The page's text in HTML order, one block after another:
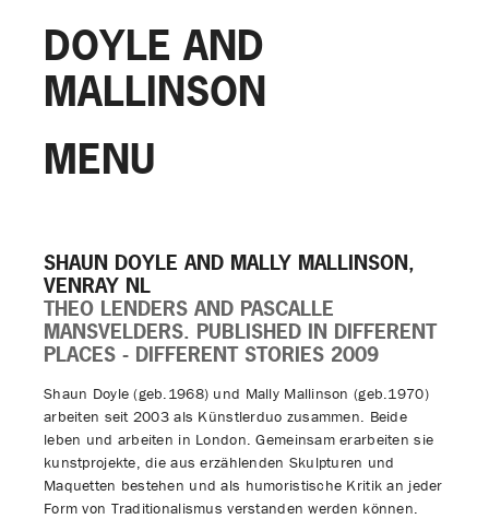
DOYLE AND
MALLINSON
MENU
SHAUN DOYLE AND MALLY MALLINSON,
VENRAY NL
THEO LENDERS AND PASCALLE
MANSVELDERS. PUBLISHED IN DIFFERENT
PLACES - DIFFERENT STORIES 2009
Shaun Doyle (geb.1968) und Mally Mallinson (geb.1970)
arbeiten seit 2003 als Künstlerduo zusammen. Beide
leben und arbeiten in London. Gemeinsam erarbeiten sie
kunstprojekte, die aus erzählenden Skulpturen und
Maquetten bestehen und als humoristische Kritik an jeder
Form von Traditionalismus verstanden werden können.